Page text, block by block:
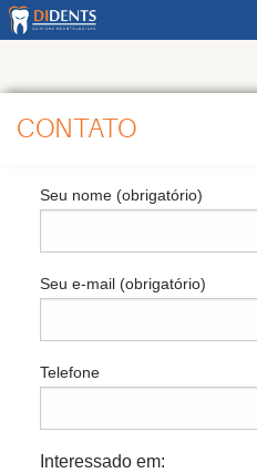
CONTATO
Seu nome (obrigatório)
Seu e-mail (obrigatório)
Telefone
Interessado em: